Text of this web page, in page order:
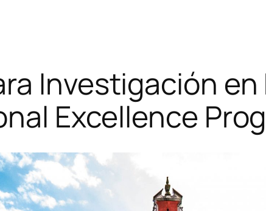
Investigación en
Excellence